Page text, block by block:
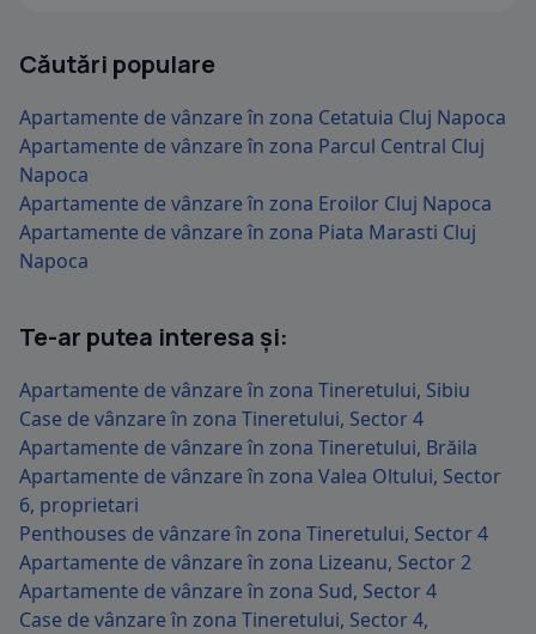
Căutări populare
Apartamente de vânzare în zona Cetatuia Cluj Napoca
Apartamente de vânzare în zona Parcul Central Cluj
Napoca
Apartamente de vânzare în zona Eroilor Cluj Napoca
Apartamente de vânzare în zona Piata Marasti Cluj
Napoca
Te-ar putea interesa și:
Apartamente de vânzare în zona Tineretului, Sibiu
Case de vânzare în zona Tineretului, Sector 4
Apartamente de vânzare în zona Tineretului, Brăila
Apartamente de vânzare în zona Valea Oltului, Sector
6, proprietari
Penthouses de vânzare în zona Tineretului, Sector 4
Apartamente de vânzare în zona Lizeanu, Sector 2
Apartamente de vânzare în zona Sud, Sector 4
Case de vânzare în zona Tineretului, Sector 4,